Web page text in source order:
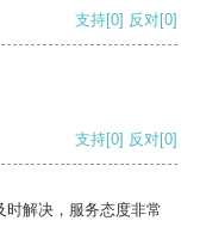
支持[0] 反对[0]
支持[0] 反对[0]
时解决，服务态度非常